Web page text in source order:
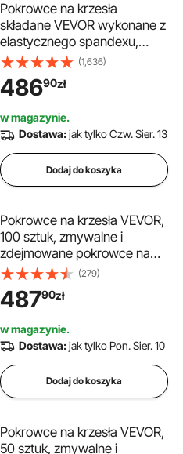
Pokrowce na krzesła
składane VEVOR wykonane z
elastycznego spandexu,
uniwersalne, zdejmowane i
nadające się do prania, na
wesela, imprezy,
(opakowanie 100 sztuk,
beżowe)
(1,636)
48690zł
w magazynie.
Dostawa:jak tylko Czw. Sier. 13
Dodaj do koszyka
Pokrowce na krzesła VEVOR,
100 sztuk, zmywalne i
zdejmowane pokrowce na
krzesła z poliestru i spandexu
na wesela, bankiety w
jadalniach i restauracjach,
95 cm), czarne
(279)
48790zł
w magazynie.
Dostawa:jak tylko Pon. Sier. 10
Dodaj do koszyka
Pokrowce na krzesła VEVOR,
50 sztuk, zmywalne i